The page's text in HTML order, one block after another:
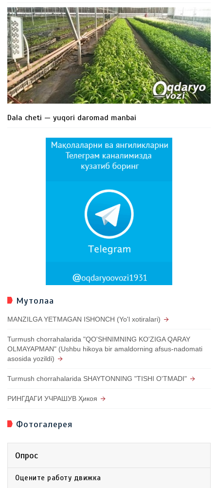
Dala cheti — yuqori daromad manbai
Мутолаа
MANZILGA YETMAGAN ISHONCH (Yo'l xotiralari)
Turmush chorrahalarida "QO'SHNIMNING KO'ZIGA QARAY
OLMAYAPMAN" (Ushbu hikoya bir amaldorning afsus-nadomati
asosida yozildi)
Turmush chorrahalarida SHAYTONNING "TISHI O'TMADI"
РИНГДАГИ УЧРАШУВ Ҳикоя
Фотогалерея
Опрос
Оцените работу движка